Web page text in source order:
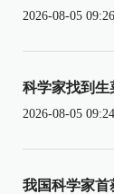
2026-08-05 09:26
科学家找到生
2026-08-05 09:24
我国科学家首